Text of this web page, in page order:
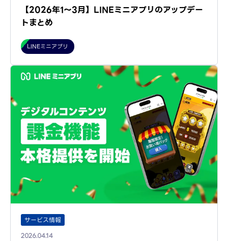
【2026年1～3月】LINEミニアプリのアップデー
トまとめ
LINEミニアプリ
サービス情報
2026.04.14